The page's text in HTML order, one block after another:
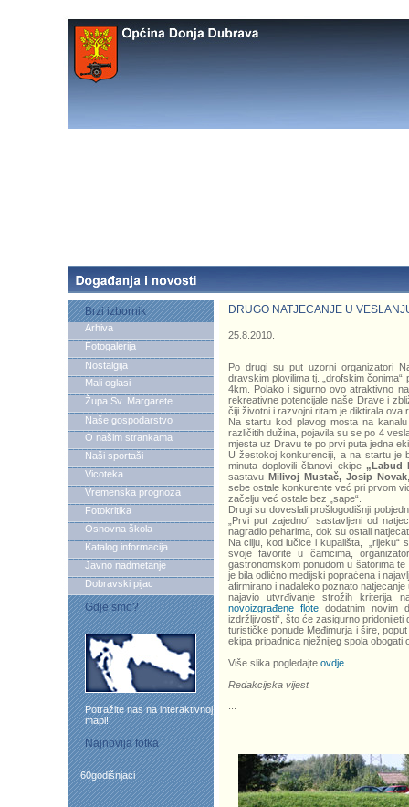
Brzi izbornik
Arhiva
Fotogalerija
Nostalgija
Mali oglasi
Župa Sv. Margarete
Naše gospodarstvo
O našim strankama
Naši sportaši
Vicoteka
Vremenska prognoza
Fotokritika
Osnovna škola
Katalog informacija
Javno nadmetanje
Dobravski pijac
Gdje smo?
Potražite nas na interaktivnoj
mapi!
Najnovija fotka
60godišnjaci
DRUGO NATJECANJE U
25.8.2010.
Po drugi su put uzorni organizatori
dravskim plovilima tj. „drofskim
4km. Polako i sigurno ovo atraktivno
rekreativne potencijale naše Drave i
čiji životni i razvojni ritam je diktirala ova
Na startu kod plavog mosta na
različitih dužina, pojavila su se po 4
mjesta uz Dravu te po prvi puta jedna
U žestokoj konkurenciji, a na startu je
minuta doplovili članovi ekipe „Labud
sastavu Milivoj Mustač, Josip Novak
sebe ostale konkurente već pri prvom
začelju već ostale bez „sape“.
Drugi su doveslali prošlogodišnji
„Prvi put zajedno“ sastavljeni od
nagradio peharima, dok su ostali
Na cilju, kod lučice i kupališta, „rijeku“
svoje favorite u čamcima,
gastronomskom ponudom u šatorima
je bila odlično medijski popraćena i
afirmirano i nadaleko poznato
najavio utvrđivanje strožih kriterija
novoizgrađene flote dodatnim novim
izdržljivosti“, što će zasigurno pridonijeti
turističke ponude Međimurja i šire,
ekipa pripadnica nježnijeg spola obogati
Više slika pogledajte ovdje
Redakcijska vijest